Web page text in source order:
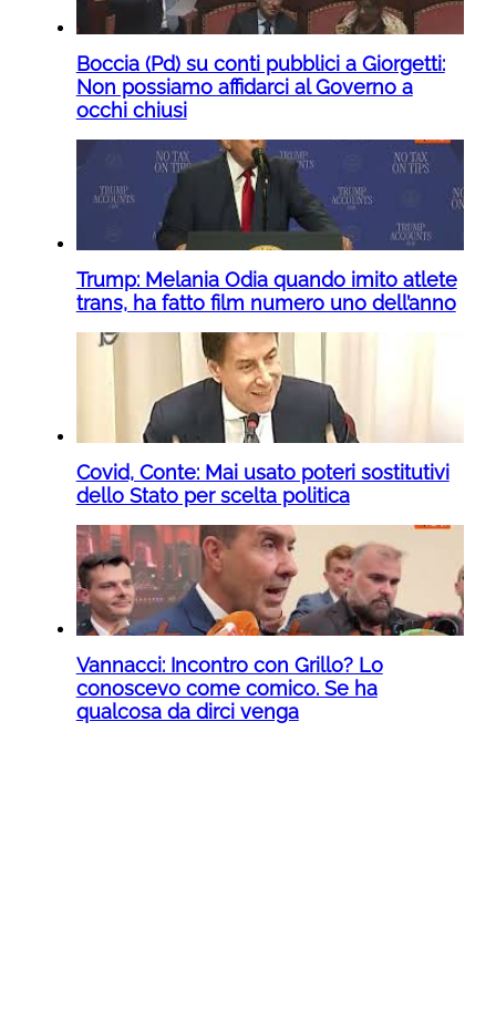
Boccia (Pd) su conti pubblici a Giorgetti:
Non possiamo affidarci al Governo a
occhi chiusi
Trump: Melania Odia quando imito atlete
trans, ha fatto film numero uno dell’anno
Covid, Conte: Mai usato poteri sostitutivi
dello Stato per scelta politica
Vannacci: Incontro con Grillo? Lo
conoscevo come comico. Se ha
qualcosa da dirci venga